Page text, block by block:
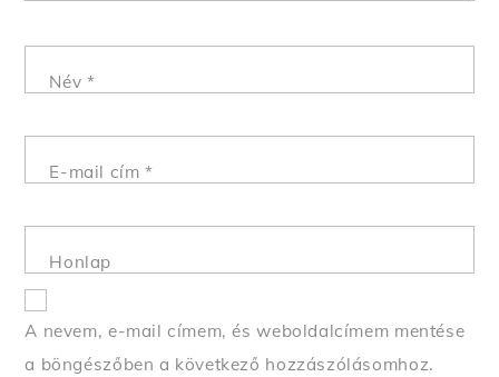
Név *
E-mail cím*
Honlap
A nevem, e-mail címem, és weboldalcímem mentése
a böngészőben a következő hozzászólásomhoz.